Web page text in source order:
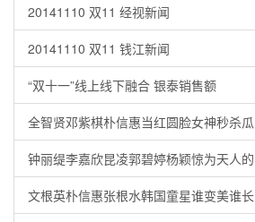
20141110 双11 经视新闻
20141110 双11 钱江新闻
“双十一”线上线下融合 银泰销售额
全智贤邓紫棋朴信惠当红圆脸女神秒杀瓜
钟丽缇李嘉欣昆凌郭碧婷杨颖惊为天人的
文根英朴信惠张根水韩国童星谁变美谁长